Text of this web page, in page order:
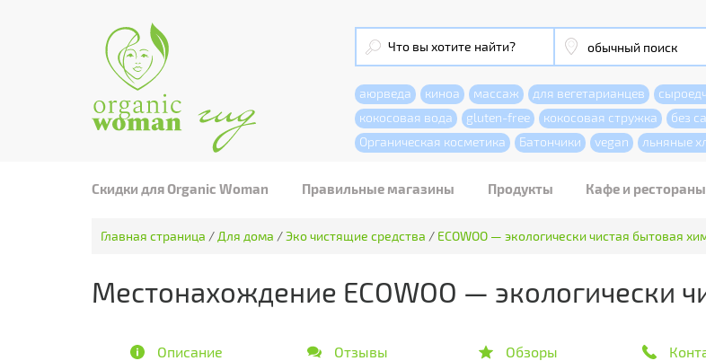
аюрведа киноа массаж для вегетарианцев
кокосовая вода
gluten-free кокосовая стружка без
Органическая косметика
Батончики vegan льняные
Скидки для Organic Woman Правильные магазины Продукты Кафе и рестораны
Главная страница / Для дома /Эко чистящие средства / ECOWOO — экологически чистая бытовая
Местонахождение ECOWOO — экологически
Описание Отзывы Обзоры